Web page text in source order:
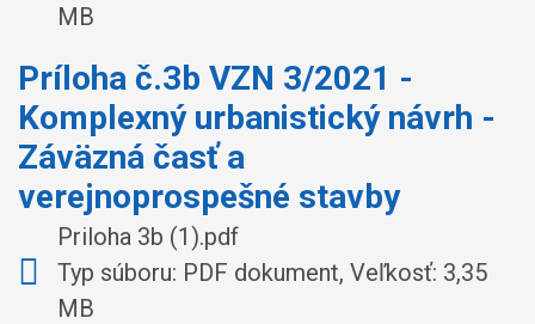
MB
Príloha č.3b VZN 3/2021 -
Komplexný urbanistický návrh -
Záväzná časť a
verejnoprospešné stavby
Priloha 3b (1).pdf
Typ súboru: PDF dokument, Veľkosť: 3,35
MB